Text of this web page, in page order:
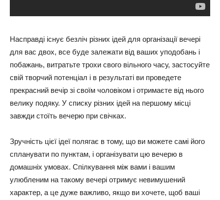
Насправді існує безліч різних ідей для організації вечері
для вас двох, все буде залежати від ваших уподобань і
побажань, витратьте трохи свого вільного часу, застосуйте
свій творчий потенціал і в результаті ви проведете
прекрасний вечір зі своїм чоловіком і отримаєте від нього
велику подяку. У списку різних ідей на першому місці
завжди стоїть вечерю при свічках.
Зручність цієї ідеї полягає в тому, що ви можете самі його
спланувати по пунктам, і організувати цю вечерю в
домашніх умовах. Спілкування між вами і вашим
улюбленим на такому вечері отримує невимушений
характер, а це дуже важливо, якщо ви хочете, щоб ваші